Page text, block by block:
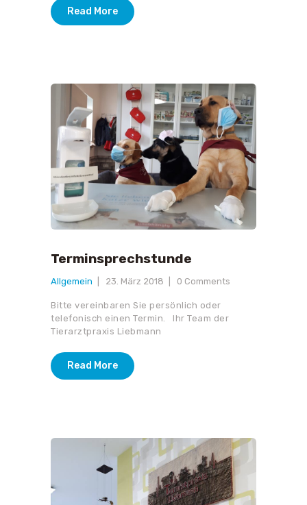
Read More
Terminsprechstunde
Allgemein 23. März 2018 0 Comments
Bitte vereinbaren Sie persönlich oder
telefonisch einen Termin. Ihr Team der
Tierarztpraxis Liebmann
Read More